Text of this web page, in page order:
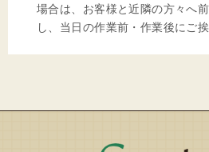
場合は、お客様と近隣の方々へ
し、当日の作業前・作業後にご